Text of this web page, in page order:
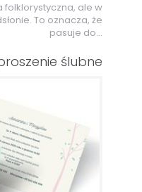
folklorystyczna, ale w
To oznacza, że
pasuje do...
ślubne